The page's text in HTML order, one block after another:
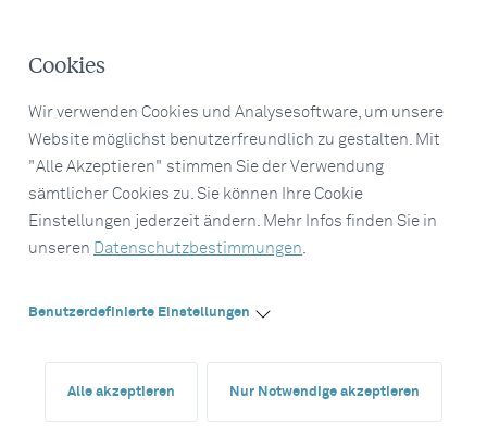
Cookies
Wir verwenden Cookies und Analysesoftware, um unsere
Website möglichst benutzerfreundlich zu gestalten. Mit
"Alle Akzeptieren" stimmen Sie der Verwendung
sämtlicher Cookies zu. Sie können Ihre Cookie
Einstellungen jederzeit ändern. Mehr Infos finden Sie in
unseren Datenschutzbestimmungen.
Benutzerdefinierte Einstellungen
Alle akzeptieren Nur Notwendige akzeptieren